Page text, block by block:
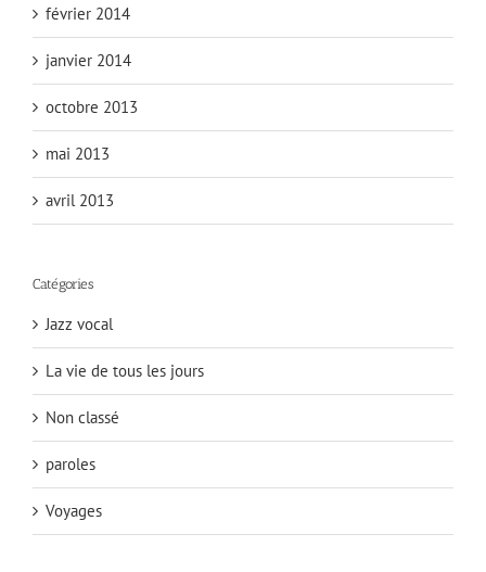
février 2014
janvier 2014
octobre 2013
mai 2013
avril 2013
Catégories
Jazz vocal
La vie de tous les jours
Non classé
paroles
Voyages